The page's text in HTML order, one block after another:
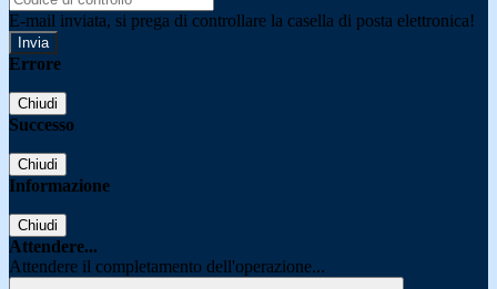
E-mail inviata, si prega di controllare la casella di posta elettronica!
Errore
Chiudi
Successo
Chiudi
Informazione
Chiudi
Attendere...
Attendere il completamento dell'operazione...